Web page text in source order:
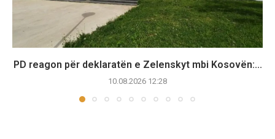
PD reagon për deklaratën e Zelenskyt mbi Kosovën:...
10.08.2026 12:28